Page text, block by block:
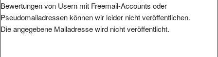
Bewertungen von Usern mit Freemail-Accounts oder
Pseudomailadressen können wir leider nicht veröffentlichen.
Die angegebene Mailadresse wird nicht veröffentlicht.